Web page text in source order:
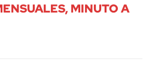
MINUTO A